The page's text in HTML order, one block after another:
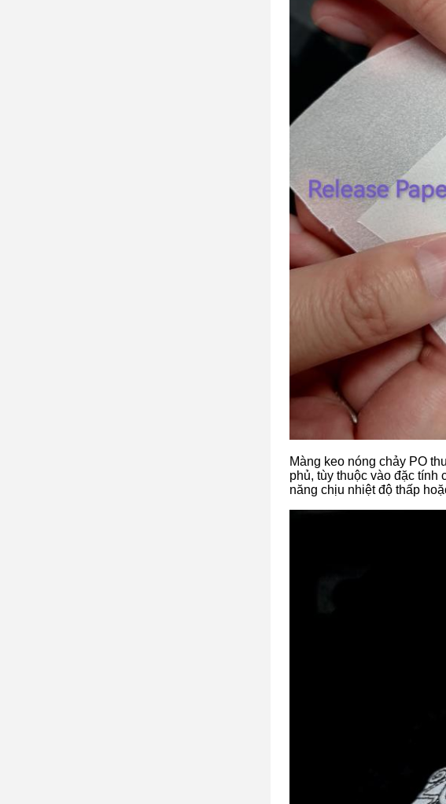
Màng keo nóng chảy PO
phủ, tùy thuộc vào đặc tính
năng chịu nhiệt độ thấp